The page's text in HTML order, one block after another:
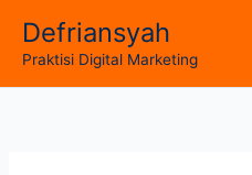
content
Defriansyah
Praktisi Digital Marketing